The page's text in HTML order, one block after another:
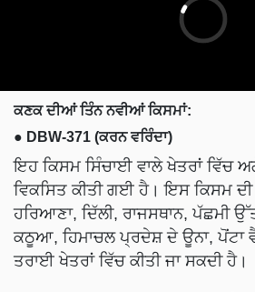
ਕਣਕ ਦੀਆਂ ਤਿੰਨ ਨਵੀਆਂ ਕਿਸਮਾਂ:
● DBW-371 (ਕਰਨ ਵਰਿੰਦਾ)
ਇਹ ਕਿਸਮ ਸਿੰਚਾਈ ਵਾਲੇ ਖੇਤਰਾਂ ਵਿੱਚ
ਵਿਕਸਿਤ ਕੀਤੀ ਗਈ ਹੈ। ਇਸ ਕਿਸਮ ਦੀ
ਹਰਿਆਣਾ, ਦਿੱਲੀ, ਰਾਜਸਥਾਨ, ਪੱਛਮੀ
ਕਠੂਆ, ਹਿਮਾਚਲ ਪ੍ਰਦੇਸ਼ ਦੇ ਊਨਾ, ਪੋਂਟਾ
ਤਰਾਈ ਖੇਤਰਾਂ ਵਿੱਚ ਕੀਤੀ ਜਾ ਸਕਦੀ ਹੈ।